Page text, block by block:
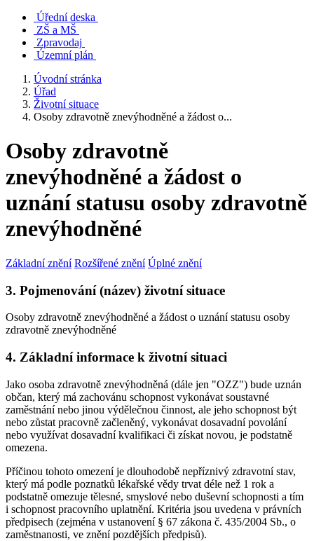
Úřední deska
ZŠ a MŠ
Zpravodaj
Územní plán
Úvodní stránka
Úřad
Životní situace
Osoby zdravotně znevýhodněné a žádost o...
Osoby zdravotně
znevýhodněné a žádost o
uznání statusu osoby zdravotně
znevýhodněné
Základní znění Rozšířené znění Úplné znění
3. Pojmenování (název) životní situace
Osoby zdravotně znevýhodněné a žádost o uznání statusu osoby
zdravotně znevýhodněné
4. Základní informace k životní situaci
Jako osoba zdravotně znevýhodněná (dále jen "OZZ") bude uznán
občan, který má zachovánu schopnost vykonávat soustavné
zaměstnání nebo jinou výdělečnou činnost, ale jeho schopnost být
nebo zůstat pracovně začleněný, vykonávat dosavadní povolání
nebo využívat dosavadní kvalifikaci či získat novou, je podstatně
omezena.
Příčinou tohoto omezení je dlouhodobě nepříznivý zdravotní stav,
který má podle poznatků lékařské vědy trvat déle než 1 rok a
podstatně omezuje tělesné, smyslové nebo duševní schopnosti a tím
i schopnost pracovního uplatnění. Kritéria jsou uvedena v právních
předpisech (zejména v ustanovení § 67 zákona č. 435/2004 Sb., o
zaměstnanosti, ve znění pozdějších předpisů).